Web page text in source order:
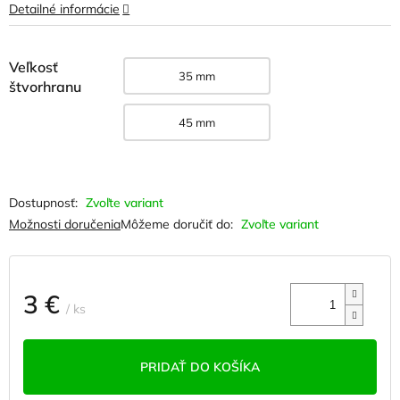
Veľkosť
štvorhranu
35 mm
45 mm
Zvoľte variant
Môžeme doručiť do: Zvoľte variant
Možnosti doručenia
3 € / ks
PRIDAŤ DO KOŠÍKA
Detailné informácie